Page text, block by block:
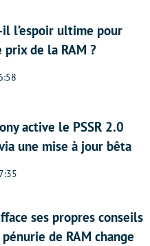
il l’espoir ultime pour
de la RAM ?
active le PSSR 2.0
une mise à jour bêta
ses propres conseils
de RAM change